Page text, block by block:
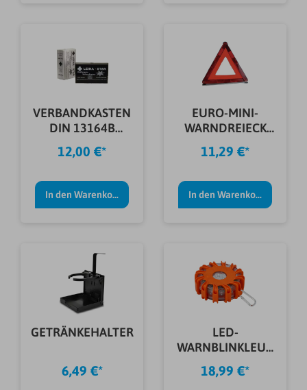
VERBANDKASTEN
DIN 13164B
M.RETUNGSDECK
E
12,00 €*
In den Warenkorb
EURO-MINI-
WARNDREIECK
I.KUNSTSTOFFKÖC
HER
11,29 €*
In den Warenkorb
GETRÄNKEHALTER
6,49 €*
LED-
WARNBLINKLEUC
HTE CARTREND
18,99 €*